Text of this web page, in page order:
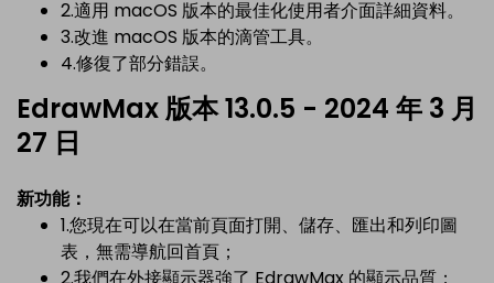
2.適用 macOS 版本的最佳化使用者介面詳細資料。
3.改進 macOS 版本的滴管工具。
4.修復了部分錯誤。
EdrawMax 版本 13.0.5 - 2024 年 3 月
27 日
新功能：
1.您現在可以在當前頁面打開、儲存、匯出和列印圖
表，無需導航回首頁；
2.我們在外接顯示器強了 EdrawMax 的顯示品質；